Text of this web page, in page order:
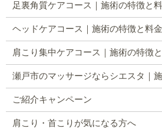
足裏角質ケアコース｜施術の特徴と
ヘッドケアコース｜施術の特徴と料
肩こり集中ケアコース｜施術の特徴
瀬戸市のマッサージならシエスタ｜
ご紹介キャンペーン
肩こり・首こりが気になる方へ